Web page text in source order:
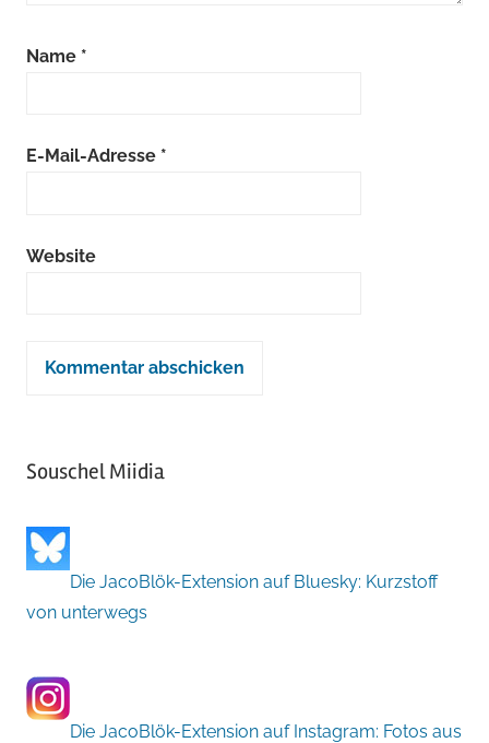
Name *
E-Mail-Adresse *
Website
Souschel Miidia
Die JacoBlök-Extension auf Bluesky: Kurzstoff
von unterwegs
Die JacoBlök-Extension auf Instagram: Fotos aus